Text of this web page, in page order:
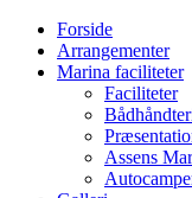
Forside
Arrangementer
Marina faciliteter
Faciliteter
Assens